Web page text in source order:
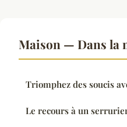
Maison — Dans la
Triomphez des soucis
Le recours à un